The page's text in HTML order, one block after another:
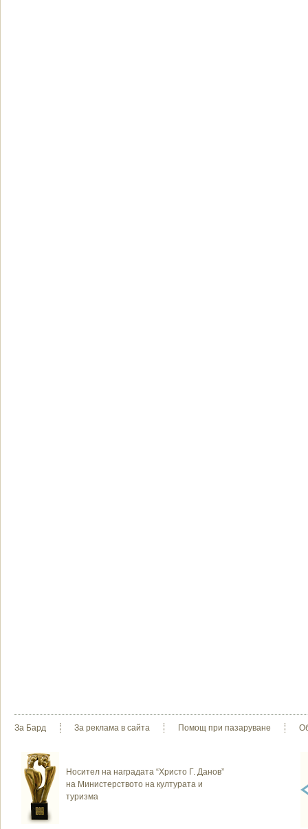
За Бард За реклама в сайта Помощ при пазаруване
Носител на наградата “Христо Г. Данов”
на Министерството на културата и
туризма